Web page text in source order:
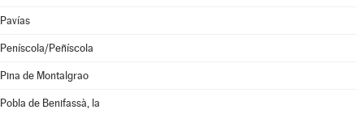
Pavías
Peníscola/Peñíscola
Pina de Montalgrao
Pobla de Benifassà, la